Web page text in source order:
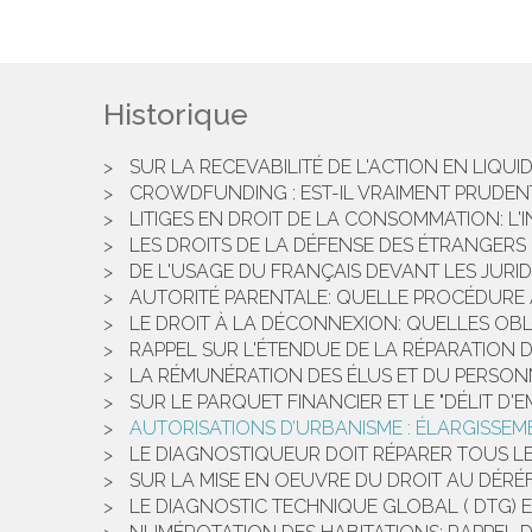
Historique
SUR LA RECEVABILITÉ DE L'ACTION EN
CROWDFUNDING : EST-IL VRAIMENT
LITIGES EN DROIT DE LA CONSOMMATION:
LES DROITS DE LA DÉFENSE DES
DE L'USAGE DU FRANÇAIS DEVANT LES
AUTORITÉ PARENTALE: QUELLE
LE DROIT À LA DÉCONNEXION: QUELLES
RAPPEL SUR L'ÉTENDUE DE LA RÉPARATION
LA RÉMUNÉRATION DES ÉLUS ET DU
SUR LE PARQUET FINANCIER ET LE "DÉLIT
AUTORISATIONS D’URBANISME :
LE DIAGNOSTIQUEUR DOIT RÉPARER TOUS
SUR LA MISE EN OEUVRE DU DROIT AU
LE DIAGNOSTIC TECHNIQUE GLOBAL ( DTG)